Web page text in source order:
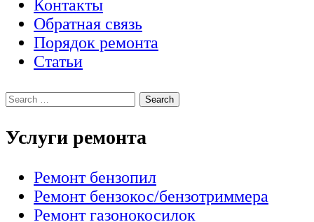
Контакты
Обратная связь
Порядок ремонта
Статьи
Услуги ремонта
Ремонт бензопил
Ремонт бензокос/бензотриммера
Ремонт газонокосилок